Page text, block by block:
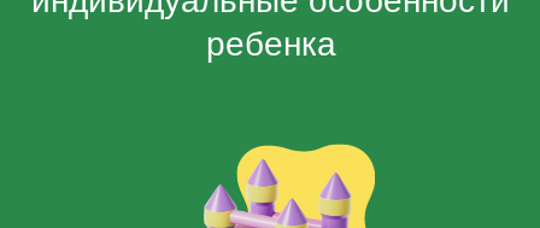
оплачивается отдельно)